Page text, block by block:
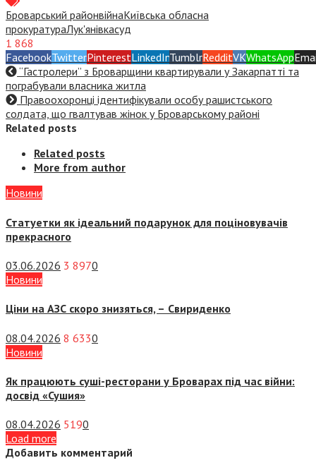
Броварський районвійнаКиївська обласна
прокуратураЛук'янівкасуд
1 868
FacebookTwitterPinterestLinkedInTumblrRedditVKWhatsApp
“Гастролери” з Броварщини квартирували у Закарпатті та
пограбували власника житла
Правоохоронці ідентифікували особу рашистського
солдата, що гвалтував жінок у Броварському районі
Related posts
Related posts
More from author
Новини
Статуетки як ідеальний подарунок для поціновувачів
прекрасного
03.06.2026 3 8970
Новини
Ціни на АЗС скоро знизяться, – Свириденко
08.04.2026 8 6330
Новини
Як працюють суші-ресторани у Броварах під час війни:
досвід «Сушия»
08.04.2026 5190
Load more
Добавить комментарий